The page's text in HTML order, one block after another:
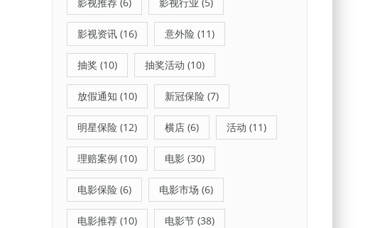
影视资讯 (16) 意外险 (11)
抽奖 (10) 抽奖活动 (10)
放假通知 (10) 新冠保险 (7)
明星保险 (12) 横店 (6) 活动 (11)
理赔案例 (10) 电影 (30)
电影保险 (6) 电影市场 (6)
电影推荐 (10) 电影节 (38)